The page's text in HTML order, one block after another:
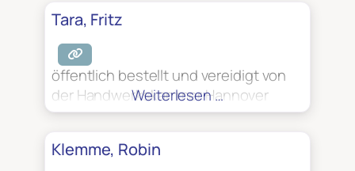
Tara, Fritz
öffentlich bestellt und vereidigt von
der Handwerkskammer Hannover
Weiterlesen …
Klemme, Robin